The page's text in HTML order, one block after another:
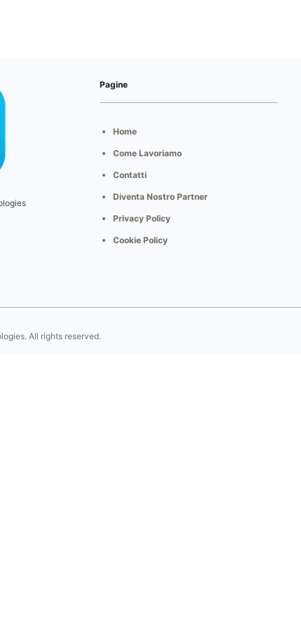
Pagine
Home
Come Lavoriamo
Contatti
Diventa Nostro Partner
Privacy Policy
Cookie Policy
All rights reserved.